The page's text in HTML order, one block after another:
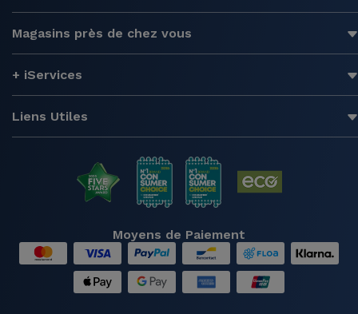
Magasins près de chez vous
+ iServices
Liens Utiles
Moyens de Paiement